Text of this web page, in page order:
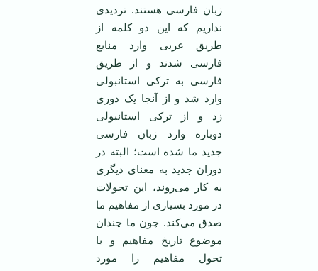
زبان فارسی هستند. تردیدی
نداریم که این دو کلمه از
طریق عربی وارد منابع
فارسی شدند و از طریق
فارسی به ترکی استانبولی
وارد شد و از آنجا یک دوری
زد و از ترکی استانبولی
دوباره وارد زبان فارسی
جدید ما شده است؛ البته در
دوران جدید به معنای دیگری
به کار می‌روند، این تحولات
در مورد بسیاری از مفاهیم ما
صدق می‌کند. چون ما چندان
موضوع تاریخ مفاهیم و یا
تحول مفاهیم را مورد